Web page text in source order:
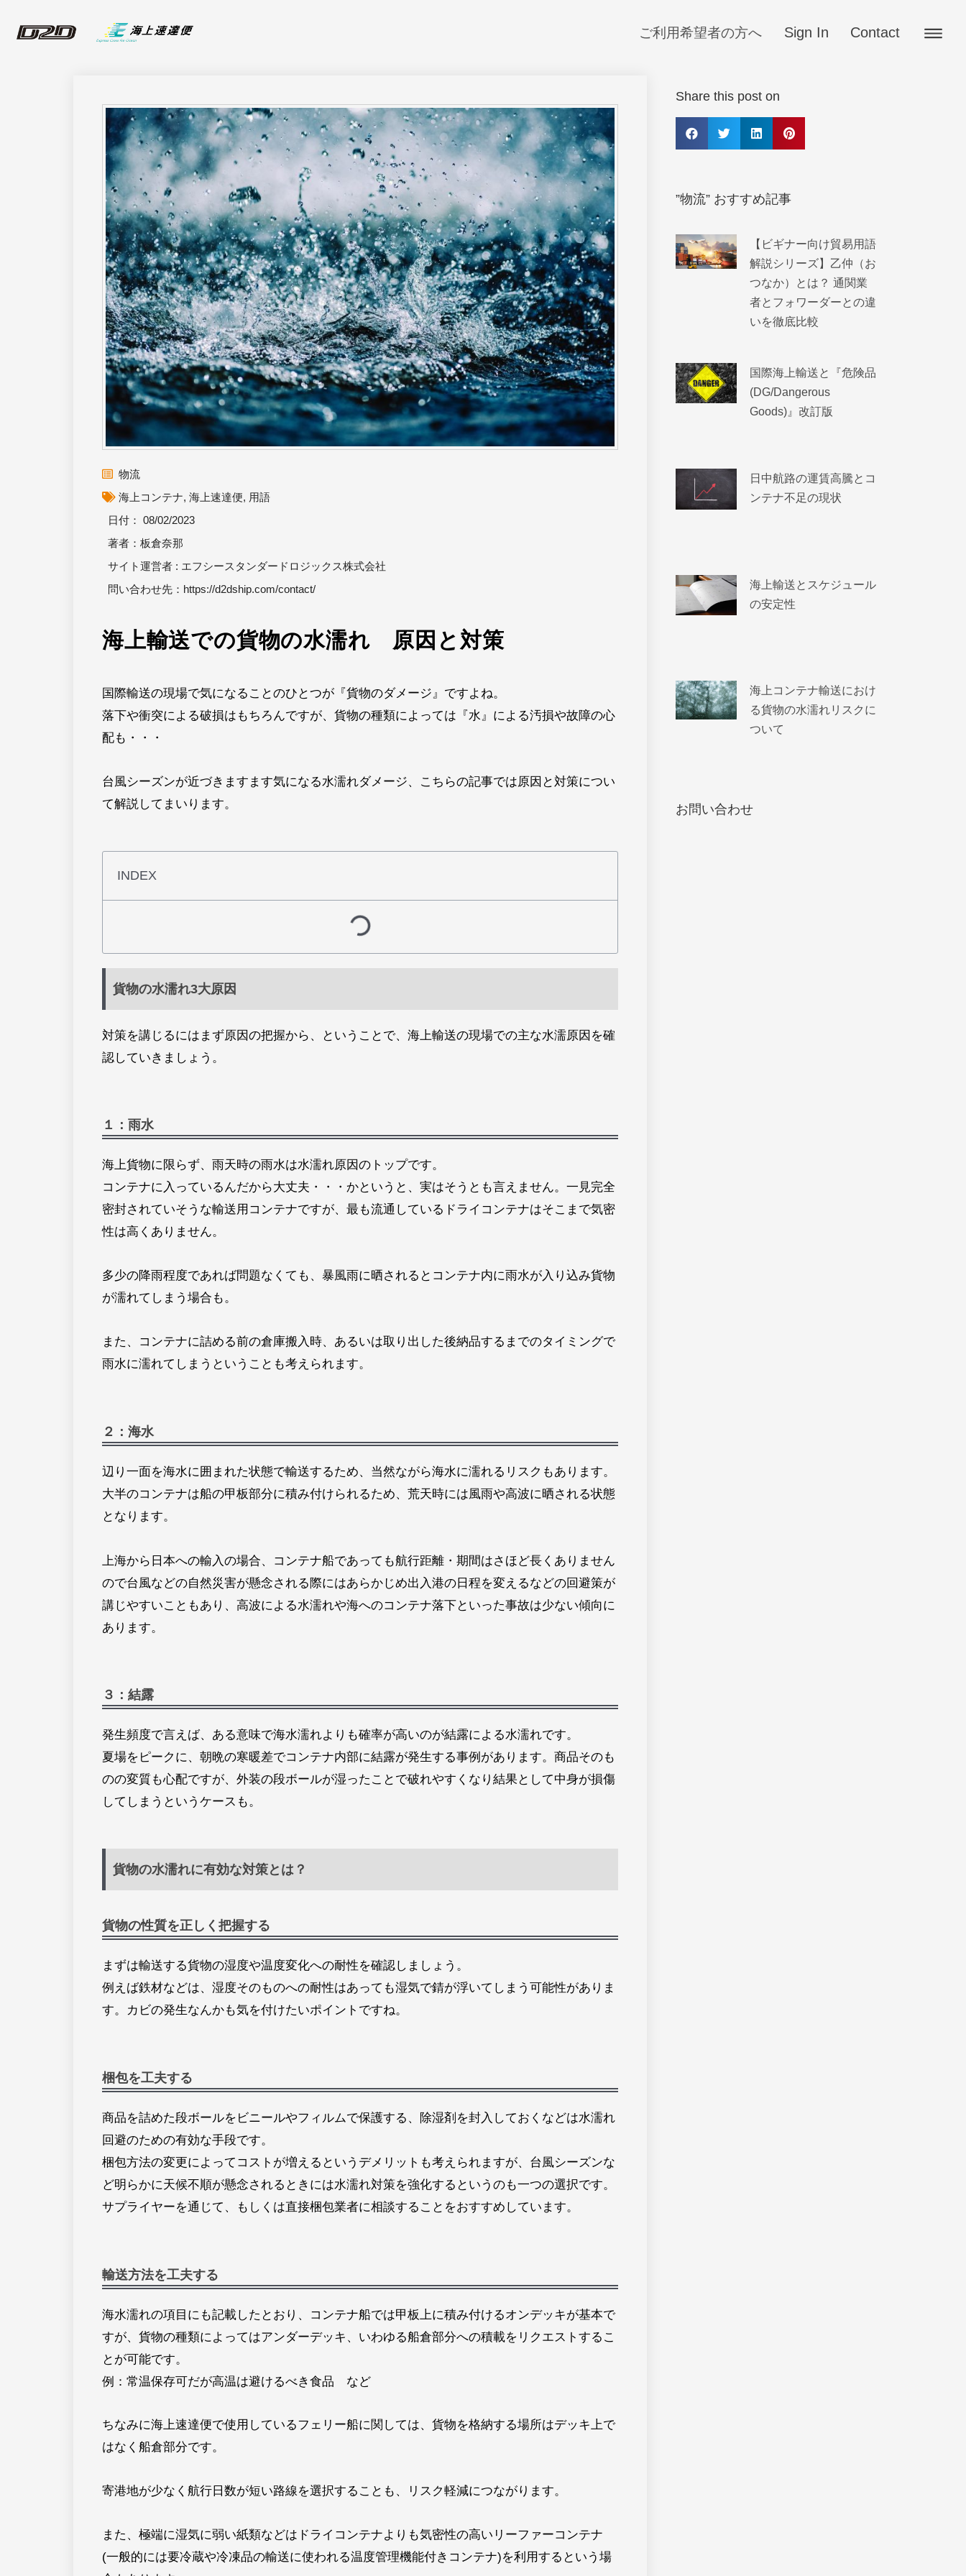
ご利用希望者の方へ Sign In Contact
物流
海上コンテナ, 海上速達便, 用語
日付： 08/02/2023
著者：板倉奈那
サイト運営者 : エフシースタンダードロジックス株式会社
問い合わせ先： https://d2dship.com/contact/
海上輸送での貨物の水濡れ 原因と対策
国際輸送の現場で気になることのひとつが『貨物のダメージ』ですよね。
落下や衝突による破損はもちろんですが、貨物の種類によっては『水』による汚損や故障の心
配も・・・
台風シーズンが近づきますます気になる水濡れダメージ、こちらの記事では原因と対策につい
て解説してまいります。
INDEX
貨物の水濡れ3大原因
対策を講じるにはまず原因の把握から、ということで、海上輸送の現場での主な水濡原因を確
認していきましょう。
１：雨水
海上貨物に限らず、雨天時の雨水は水濡れ原因のトップです。
コンテナに入っているんだから大丈夫・・・かというと、実はそうとも言えません。一見完全
密封されていそうな輸送用コンテナですが、最も流通しているドライコンテナはそこまで気密
性は高くありません。
多少の降雨程度であれば問題なくても、暴風雨に晒されるとコンテナ内に雨水が入り込み貨物
が濡れてしまう場合も。
また、コンテナに詰める前の倉庫搬入時、あるいは取り出した後納品するまでのタイミングで
雨水に濡れてしまうということも考えられます。
２：海水
辺り一面を海水に囲まれた状態で輸送するため、当然ながら海水に濡れるリスクもあります。
大半のコンテナは船の甲板部分に積み付けられるため、荒天時には風雨や高波に晒される状態
となります。
上海から日本への輸入の場合、コンテナ船であっても航行距離・期間はさほど長くありません
ので台風などの自然災害が懸念される際にはあらかじめ出入港の日程を変えるなどの回避策が
講じやすいこともあり、高波による水濡れや海へのコンテナ落下といった事故は少ない傾向に
あります。
３：結露
発生頻度で言えば、ある意味で海水濡れよりも確率が高いのが結露による水濡れです。
夏場をピークに、朝晩の寒暖差でコンテナ内部に結露が発生する事例があります。商品そのも
のの変質も心配ですが、 外装の段ボールが湿ったことで破れやすくなり結果として中身が損傷
してしまうというケースも。
貨物の水濡れに有効な対策とは？
貨物の性質を正しく把握する
まずは輸送する貨物の湿度や温度変化への耐性を確認しましょう。
例えば鉄材などは、湿度そのものへの耐性はあっても湿気で錆が浮いてしまう可能性がありま
す。カビの発生なんかも気を付けたいポイントですね。
梱包を工夫する
商品を詰めた段ボールをビニールやフィルムで保護する、除湿剤を封入しておくなどは水濡れ
回避のための有効な手段です。
梱包方法の変更によってコストが増えるというデメリットも考えられますが、台風シーズンな
ど明らかに天候不順が懸念されるときには水濡れ対策を強化するというのも一つの選択です。
サプライヤーを通じて、もしくは直接梱包業者に相談することをおすすめしています。
輸送方法を工夫する
海水濡れの項目にも記載したとおり、コンテナ船では甲板上に積み付けるオンデッキが基本で
すが、貨物の種類によってはアンダーデッキ、いわゆる船倉部分への積載をリクエストするこ
とが可能です。
例：常温保存可だが高温は避けるべき食品 など
ちなみに海上速達便で使用しているフェリー船に関しては、貨物を格納する場所はデッキ上で
はなく船倉部分です。
寄港地が少なく航行日数が短い路線を選択することも、リスク軽減につながります。
また、極端に湿気に弱い紙類などはドライコンテナよりも気密性の高いリーファーコンテナ
(一般的には要冷蔵や冷凍品の輸送に使われる温度管理機能付きコンテナ)を利用するという場
Share this post on
”物流” おすすめ記事
【ビギナー向け貿易用語
解説シリーズ】乙仲（お
つなか）とは？ 通関業
者とフォワーダーとの違
いを徹底比較
国際海上輸送と『危険品
(DG/Dangerous
Goods)』改訂版
日中航路の運賃高騰とコ
ンテナ不足の現状
海上輸送とスケジュール
の安定性
海上コンテナ輸送におけ
る貨物の水濡れリスクに
ついて
お問い合わせ